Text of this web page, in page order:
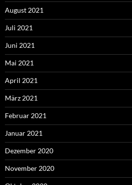
August 2021
Juli 2021
Juni 2021
Mai 2021
April 2021
März 2021
Februar 2021
Januar 2021
Dezember 2020
November 2020